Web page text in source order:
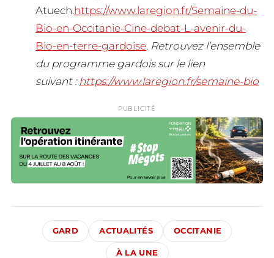
Atuech.https://www.laregion.fr/Semaine-du-
Bio-en-Occitanie-Cine-debat-L-avenir-du-
Bio-en-terre-gardoise. Retrouvez l’ensemble
du programme gardois sur le lien
suivant : https://www.laregion.fr/semaine-bio
PUBLICITÉ
GARD ACTUALITÉS OCCITANIE
À LA UNE